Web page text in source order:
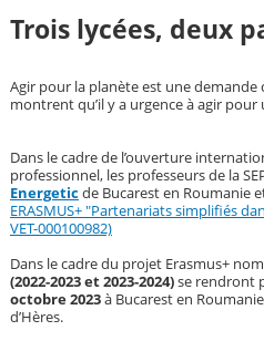
Trois lycées, deux
Agir pour la planète est une
montrent qu’il y a urgence à agir
Dans le cadre de l’ouverture
professionnel, les professeurs de la
Energeticde Bucarest en Roumanie
ERASMUS+ "Partenariats simplifiés
VET-000100982)
Dans le cadre du projet Erasmus+
(2022-2023 et 2023-2024)se rendront
octobre 2023à Bucarest en
d’Hères.